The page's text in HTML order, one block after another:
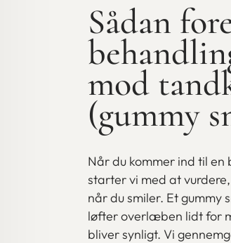
Sådan
mod
(gummy
Når du kommer ind til
starter vi med at
når du smiler. Et gummy
løfter overlæben lidt for
bliver synligt. Vi